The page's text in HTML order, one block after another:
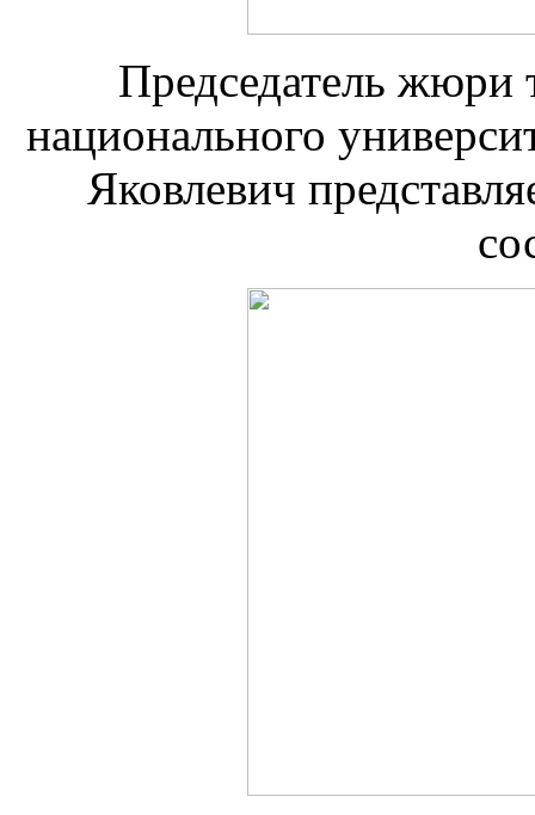
Председатель жюри
национального
Яковлевич